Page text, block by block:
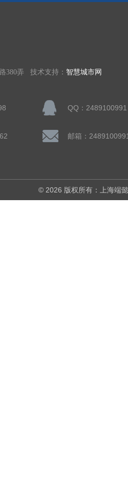
380弄 技术支持： 智慧城市网
QQ：2489100991
邮箱：
© 2026 版权所有：上海端